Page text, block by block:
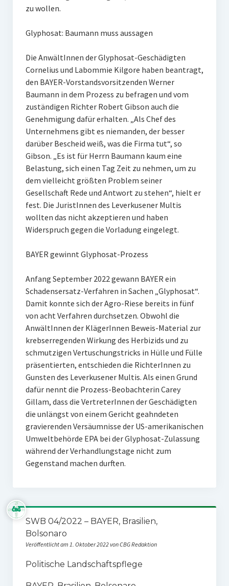
zu wollen.
Glyphosat: Baumann muss aussagen
Die AnwältInnen der Glyphosat-Geschädigten
Cornelius und Labommie Kilgore haben beantragt,
den BAYER-Vorstandsvorsitzenden Werner
Baumann in dem Prozess zu befragen und vom
zuständigen Richter Robert Gibson auch die
Genehmigung dafür erhalten. „Als Chef des
Unternehmens gibt es niemanden, der besser
darüber Bescheid weiß, was die Firma tut“, so
Gibson. „Es ist für Herrn Baumann kaum eine
Belastung, sich einen Tag Zeit zu nehmen, um zu
dem vielleicht größten Problem seiner
Gesellschaft Rede und Antwort zu stehen“, hielt er
fest. Die JuristInnen des Leverkusener Multis
wollten das nicht akzeptieren und haben
Widerspruch gegen die Vorladung eingelegt.
BAYER gewinnt Glyphosat-Prozess
Anfang September 2022 gewann BAYER ein
Schadensersatz-Verfahren in Sachen „Glyphosat“.
Damit konnte sich der Agro-Riese bereits in fünf
von acht Verfahren durchsetzen. Obwohl die
AnwältInnen der KlägerInnen Beweis-Material zur
krebserregenden Wirkung des Herbizids und zu
schmutzigen Vertuschungstricks in Hülle und Fülle
präsentierten, entschieden die RichterInnen zu
Gunsten des Leverkusener Multis. Als einen Grund
dafür nennt die Prozess-Beobachterin Carey
Gillam, dass die VertreterInnen der Geschädigten
die unlängst von einem Gericht geahndeten
gravierenden Versäumnisse der US-amerikanischen
Umweltbehörde EPA bei der Glyphosat-Zulassung
während der Verhandlungstage nicht zum
Gegenstand machen durften.
SWB 04/2022 – BAYER, Brasilien,
Bolsonaro
Veröffentlicht am 1. Oktober 2022 von CBG Redaktion
Politische Landschaftspflege